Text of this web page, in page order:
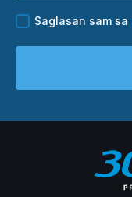
Saglasan sam sa